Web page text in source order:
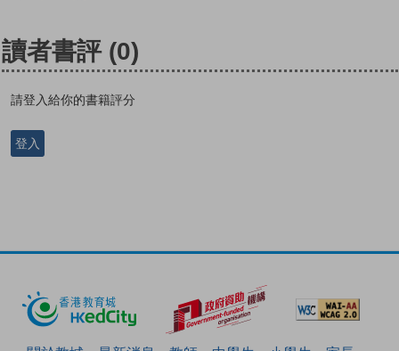
讀者書評 (0)
請登入給你的書籍評分
登入